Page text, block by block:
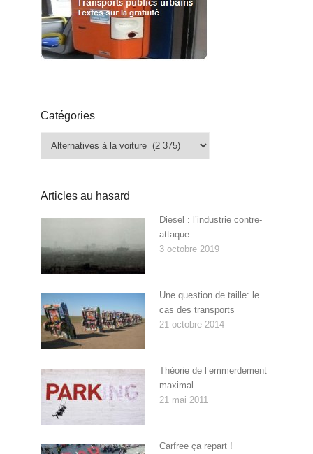
Catégories
Articles au hasard
Diesel : l’industrie contre-
attaque
3 octobre 2019
Une question de taille: le
cas des transports
21 octobre 2014
Théorie de l’emmerdement
maximal
21 mai 2011
Carfree ça repart !